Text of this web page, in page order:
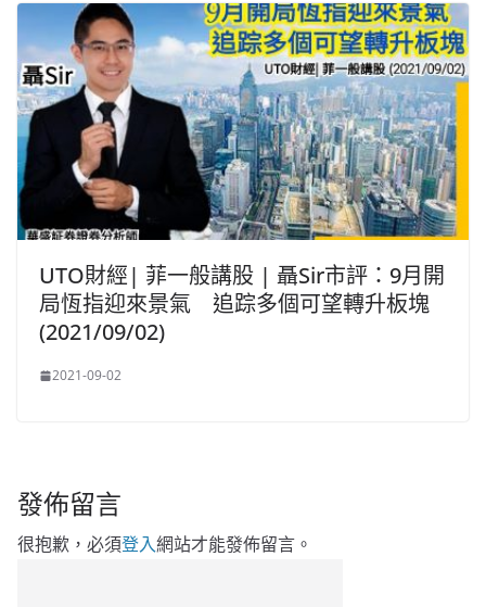
UTO財經| 菲一般講股 | 聶Sir市評：9月開
局恆指迎來景氣 追踪多個可望轉升板塊
(2021/09/02)
2021-09-02
發佈留言
很抱歉，必須登入網站才能發佈留言。